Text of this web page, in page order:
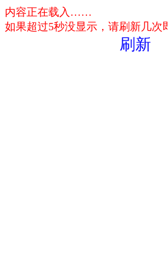
内容正在载入……
如果超过5秒没显示，请刷新几次
刷新